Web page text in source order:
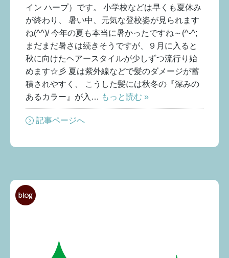
イン ハープ）です。 小学校などは早くも夏休み
が終わり、 暑い中、元気な登校姿が見られます
ね(^^)/ 今年の夏も本当に暑かったですね～(^-^;
まだまだ暑さは続きそうですが、９月に入ると
秋に向けたヘアースタイルが少しずつ流行り始
めます☆彡 夏は紫外線などで髪のダメージが蓄
積されやすく、 こうした髪には秋冬の『深みの
あるカラー』が入… もっと読む »
記事ページへ